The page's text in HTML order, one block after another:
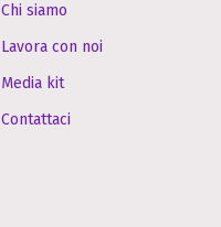
Chi siamo
Lavora con noi
Media kit
Contattaci